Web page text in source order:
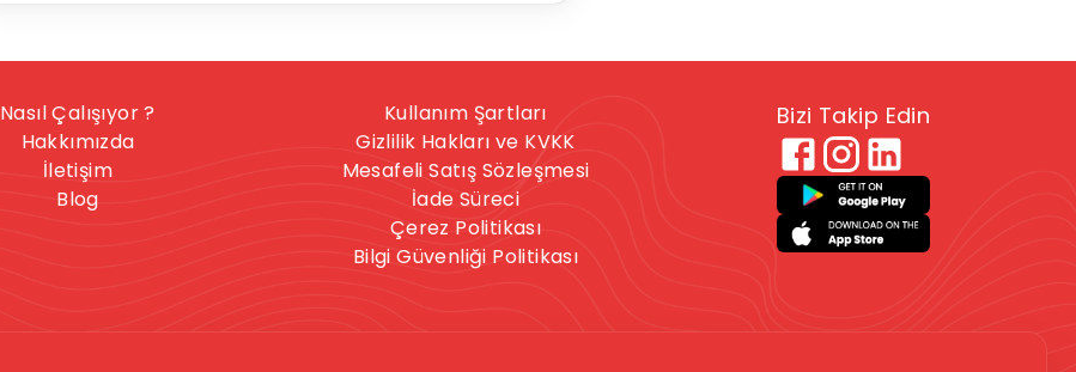
Nasıl Çalışıyor ?
Hakkımızda
İletişim
Blog
Kullanım Şartları
Gizlilik Hakları ve KVKK
Mesafeli Satış Sözleşmesi
İade Süreci
Çerez Politikası
Bilgi Güvenliği Politikası
Bizi Takip Edin